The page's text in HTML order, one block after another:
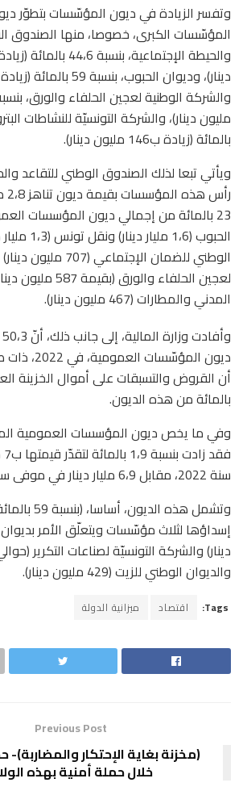
وتفسر الزيادة في ديون المؤسّسات بتطوّر
المؤسّسات الكبرى، خصوصا، منها الصندوق
بالمائة (زيادة ب146 مليون دينار).
ويأتي تبعا لذلك الصندوق الوطني للتقاعد
23 بالمائة من إجمالي ديون المؤسسات
الحبوب (1،6
الوطني للضمان
لعجين الحلفاء
المدني والمطارات (467 مليون دينار).
ديون
بالمائة من هذه الديون.
وفي ما يخص ديون المؤسسات العمومية
سنة 2022، مقابل 6،9 مليار دينار في موفى سنة 2021.
وتشمل هذه
والديوان الوطني للزيت (429 مليون دينار).
Tags: اقتصاد ميزانية الدولة
Previous Post
(مخزنة بغاية الإحتكار والمضاربة)-
خلال حملة أمنية بهذه